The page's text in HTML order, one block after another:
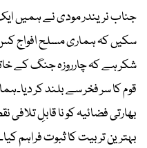
جناب نریندر مودی نے ہمیں
سکیں کہ ہماری مسلح افواج کس
شکر ہے کہ چارروزہ جنگ کے
قوم کا سر فخر سے بلند کر
بھارتی فضائیہ کو نا قابلِ
بہترین تربیت کا ثبوت فراہم